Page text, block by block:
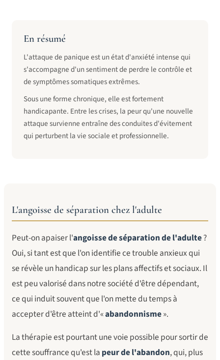
En résumé
L'attaque de panique est un état d'anxiété intense qui
s'accompagne d'un sentiment de perdre le contrôle et
de symptômes somatiques extrêmes.
Sous une forme chronique, elle est fortement
handicapante. Entre les crises, la peur qu'une nouvelle
attaque survienne entraîne des conduites d'évitement
qui perturbent la vie sociale et professionnelle.
L'angoisse de séparation chez l'adulte
Peut-on apaiser l'angoisse de séparation de l'adulte?
Oui, si tant est que l'on identifie ce trouble anxieux qui
se révèle un handicap sur les plans affectifs et sociaux. Il
est peu valorisé dans notre société d'être dépendant,
ce qui induit souvent que l'on mette du temps à
accepter d'être atteint d'«abandonnisme».
La thérapie est pourtant une voie possible pour sortir de
cette souffrance qu'est la peur de l'abandon, qui, plus